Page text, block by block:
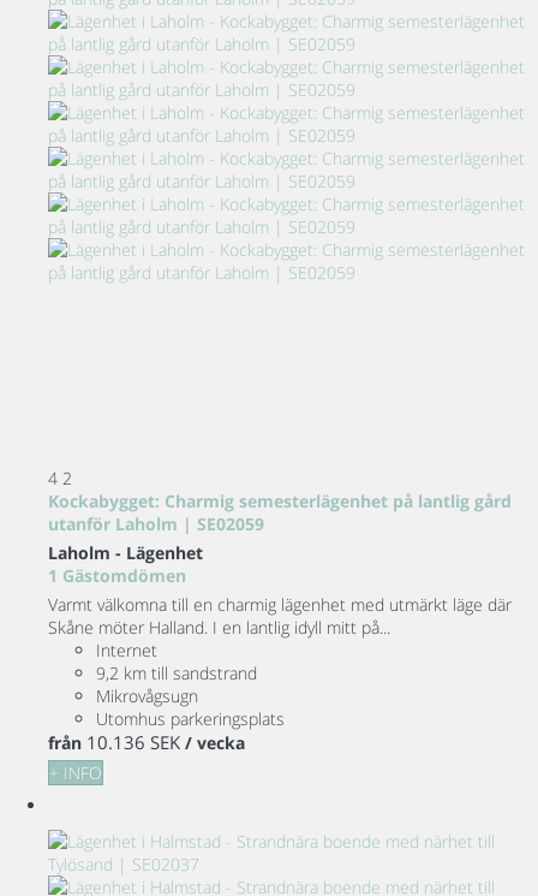
4 2
Kockabygget: Charmig semesterlägenhet på lantlig gård
utanför Laholm | SE02059
Laholm - Lägenhet
1 Gästomdömen
Varmt välkomna till en charmig lägenhet med utmärkt läge där
Skåne möter Halland. I en lantlig idyll mitt på...
Internet
9,2 km till sandstrand
Mikrovågsugn
Utomhus parkeringsplats
från 10.136 SEK / vecka
+ INFO